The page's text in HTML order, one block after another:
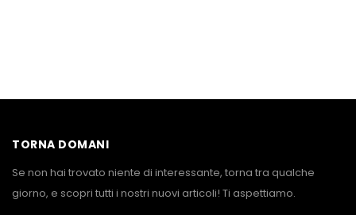
TORNA DOMANI
Se non hai trovato niente di interessante, torna tra qualche
giorno, e scopri tutti i nostri nuovi articoli! Ti aspettiamo.